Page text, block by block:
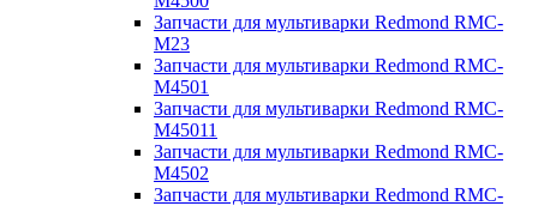
Запчасти для мультиварки Redmond RMC-
M23
Запчасти для мультиварки Redmond RMC-
M4501
Запчасти для мультиварки Redmond RMC-
M45011
Запчасти для мультиварки Redmond RMC-
M4502
Запчасти для мультиварки Redmond RMC-